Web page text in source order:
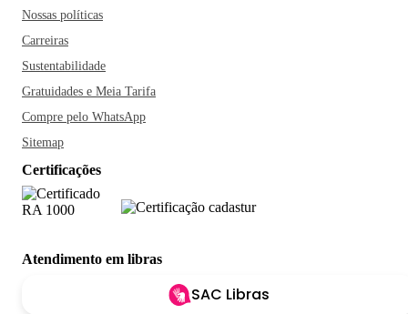
Nossas políticas
Carreiras
Sustentabilidade
Gratuidades e Meia Tarifa
Compre pelo WhatsApp
Sitemap
Certificações
Atendimento em libras
SAC Libras